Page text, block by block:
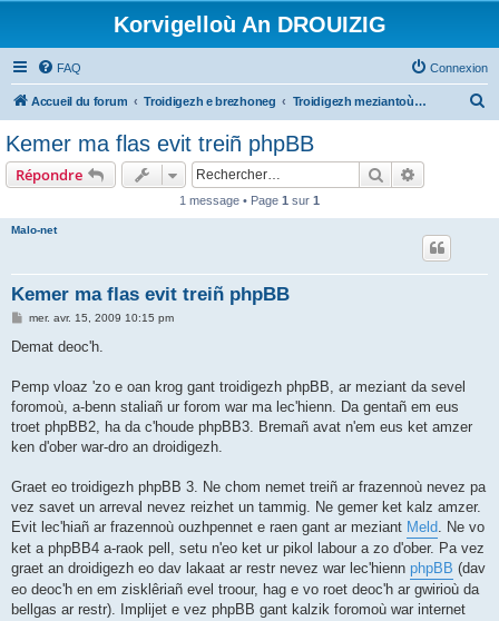
Korvigelloù An DROUIZIG
FAQ Connexion
Accueil du forum Troidigezh e brezhoneg Troidigezh meziantoù all (frank a wirioù evit an darn vrasañ anezho)
Kemer ma flas evit treiñ phpBB
Répondre Rechercher
1 message • Page 1 sur 1
Malo-net
Kemer ma flas evit treiñ phpBB
M
s
g
mer. avr. 15, 2009 10:15 pm
Demat deoc'h.
Pemp vloaz 'zo e oan krog gant troidigezh phpBB, ar meziant da sevel
foromoù, a-benn staliañ ur forom war ma lec'hienn. Da gentañ em eus
troet phpBB2, ha da c'houde phpBB3. Bremañ avat n'em eus ket amzer
ken d'ober war-dro an droidigezh.
Graet eo troidigezh phpBB 3. Ne chom nemet treiñ ar frazennoù nevez pa
vez savet un arreval nevez reizhet un tammig. Ne gemer ket kalz amzer.
Evit lec'hiañ ar frazennoù ouzhpennet e raen gant ar meziant Meld. Ne vo
ket a phpBB4 a-raok pell, setu n'eo ket ur pikol labour a zo d'ober. Pa vez
graet an droidigezh eo dav lakaat ar restr nevez war lec'hienn phpBB (dav
eo deoc'h en em zisklêriañ evel troour, hag e vo roet deoc'h ar gwirioù da
bellgas ar restr). Implijet e vez phpBB gant kalzik foromoù war internet